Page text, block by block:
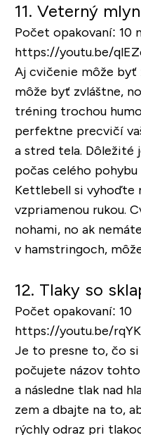
11. Veterný mlyn
Počet opakovaní: 10
https://youtu.be/
Aj cvičenie môže byť
môže byť zvláštne,
tréning trochou
perfektne precvičí
a stred tela. Dôležité
počas celého
Kettlebell si vyhoďte
vzpriamenou rukou.
nohami, no ak
v hamstringoch,
12. Tlaky so
Počet opakovaní: 10
https://youtu.be/
Je to presne to, čo
počujete názov
a následne tlak nad
zem a dbajte na to,
rýchly odraz pri